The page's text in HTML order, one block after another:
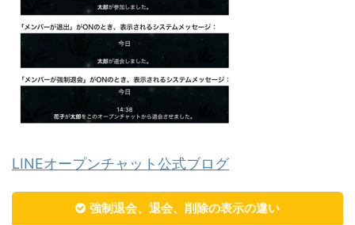
LINEオープンチャット公式ブログ
強制退会、退会、削除の表示の違い